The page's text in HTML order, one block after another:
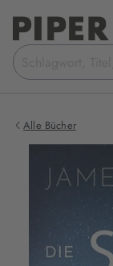
Suchbegriff
eingeben
Alle Bücher